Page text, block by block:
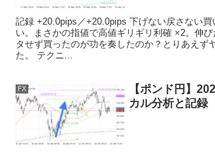
記録 +20.0pips／+20.0pips 下げない戻さない買
い。まさかの指値で高値ギリギリ利確 ×2。伸
タせず買ったのが功を奏したのか？とりあえず
た。 テクニ...
FX
【ポンド円】
カル分析と記録